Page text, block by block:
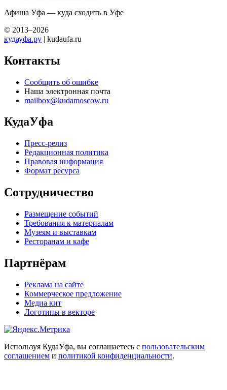
Афиша Уфа — куда сходить в Уфе
© 2013–2026
кудауфа.ру | kudaufa.ru
Контакты
Сообщить об ошибке
Наша электронная почта
mailbox@kudamoscow.ru
КудаУфа
Пресс-релиз
Редакционная политика
Правовая информация
Формат ресурса
Сотрудничество
Размещение событий
Требования к материалам
Музеям и выставкам
Ресторанам и кафе
Партнёрам
Реклама на сайте
Коммерческое предложение
Медиа кит
Логотипы в векторе
Используя КудаУфа, вы соглашаетесь с пользовательским
соглашением и политикой конфиденциальности.